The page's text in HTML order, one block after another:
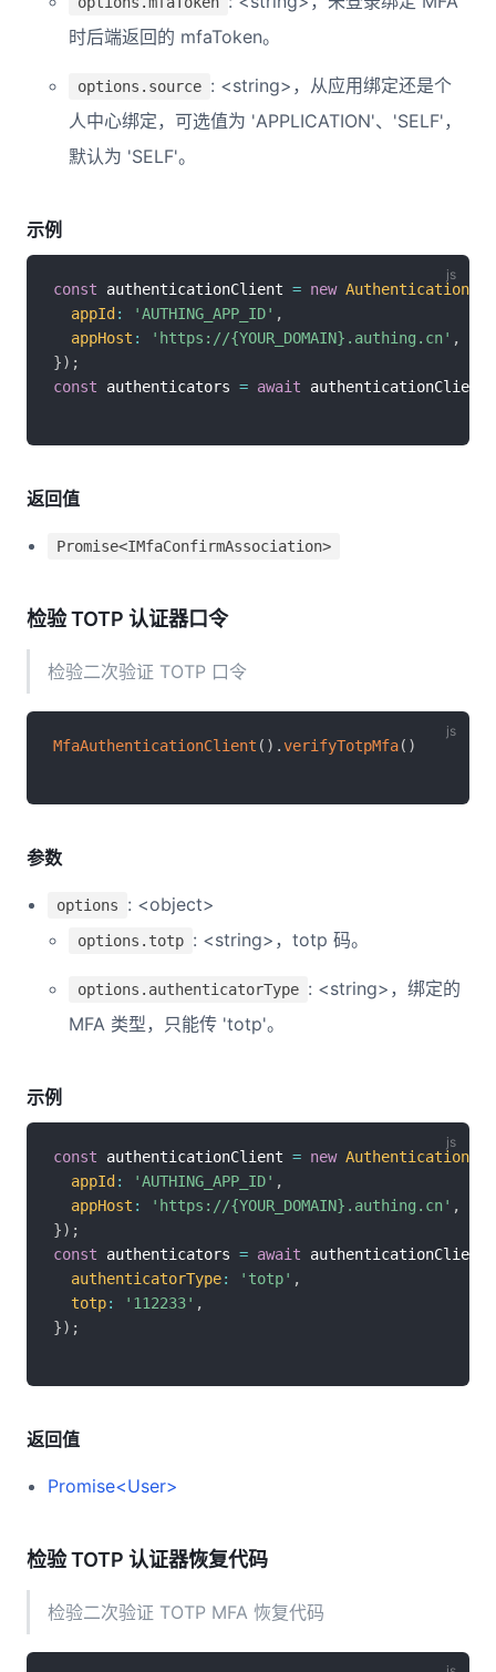
时后端返回的 mfaToken。
options.source : <string>，从应用绑定还是个
人中心绑定，可选值为 'APPLICATION'、'SELF'，
默认为 'SELF'。
示例
const authenticationClient = new
appId : 'AUTHING_APP_ID' ,
appHost : 'https://{YOUR_DOMAIN}.authing.cn' ,
}) ;
const authenticators = await authenticationClient
返回值
Promise<IMfaConfirmAssociation>
检验 TOTP 认证器口令
检验二次验证 TOTP 口令
MfaAuthenticationClient ( ) .verifyTotpMfa( )
参数
options : <object>
options.totp : <string>，totp 码。
options.authenticatorType : <string>，绑定的
MFA 类型，只能传 'totp'。
示例
const authenticationClient = new
appId : 'AUTHING_APP_ID' ,
appHost : 'https://{YOUR_DOMAIN}.authing.cn' ,
}) ;
const authenticators = await authenticationClient
authenticatorType: 'totp' ,
totp: '112233' ,
}) ;
返回值
Promise<User>
检验 TOTP 认证器恢复代码
检验二次验证 TOTP MFA 恢复代码